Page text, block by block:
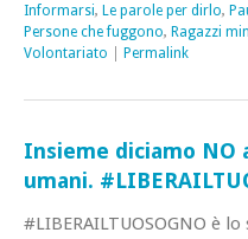
Informarsi, Le parole per dirlo,
Persone che fuggono, Ragazzi
Volontariato
Permalink
Insieme diciamo
umani.
#LIBERAILTUOSOGNO è